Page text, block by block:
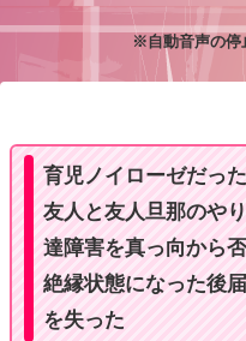
※自動音声の停
育児ノイローゼだっ
友人と友人旦那のや
達障害を真っ向から
絶縁状態になった後
を失った